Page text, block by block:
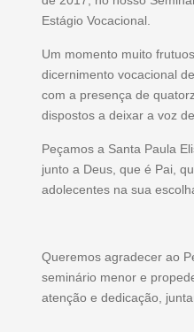
Estágio Vocacional.
Um momento muito
dicernimento vocacional
com a presença de
dispostos a deixar a voz
Peçamos a Santa Paula
junto a Deus, que é Pai,
adolecentes na sua
Queremos agradecer ao
seminário menor e
atenção e dedicação,